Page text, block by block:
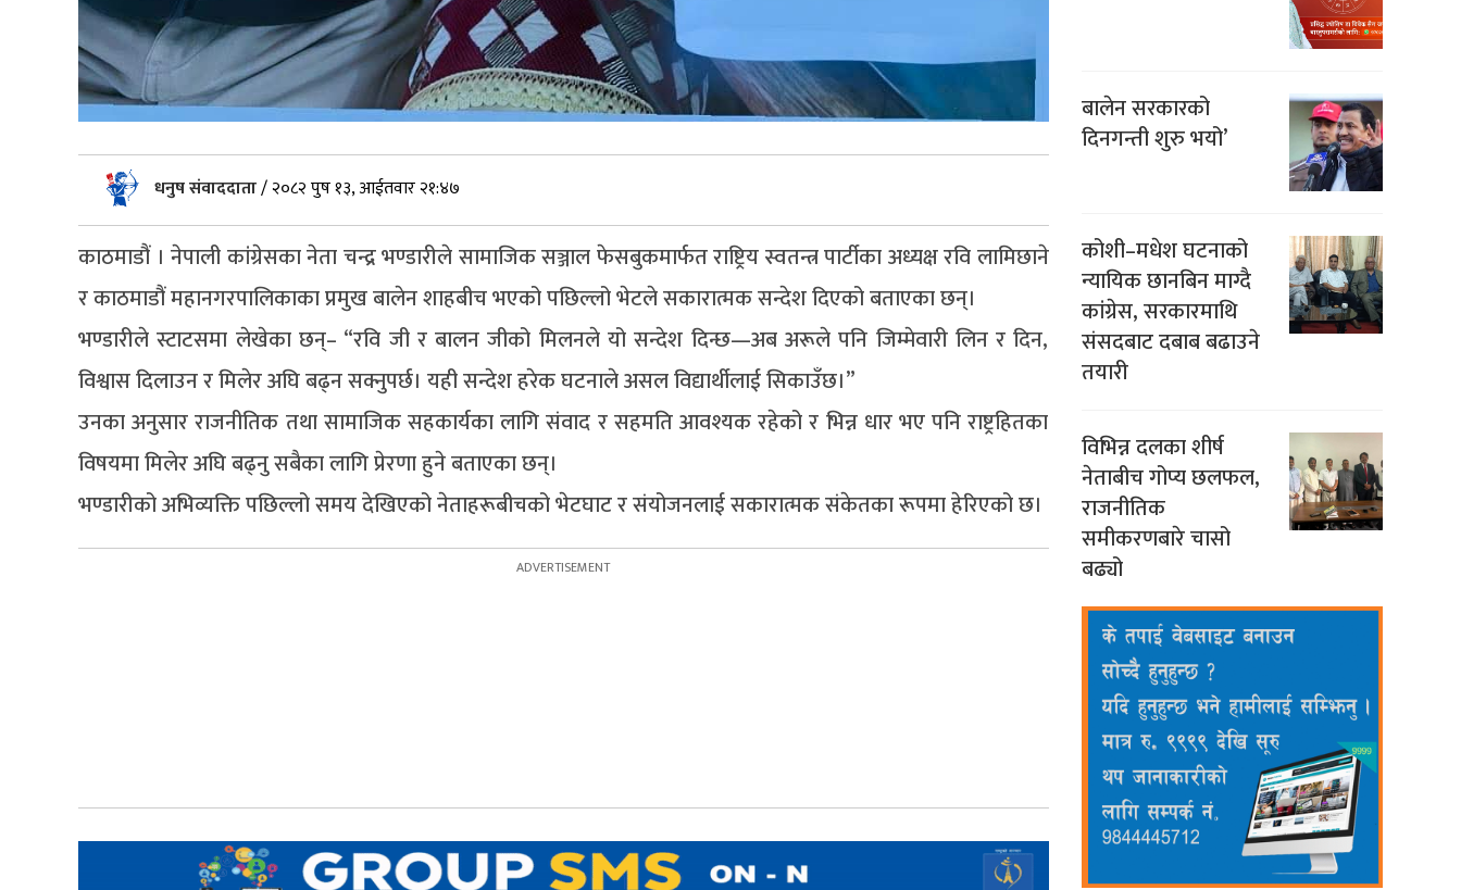
धनुष संवाददाता/२०८२ पुष १३, आईतवार २१:४७
काठमाडौं । नेपाली कांग्रेसका नेता चन्द्र भण्डारीले सामाजिक सञ्जाल फेसबुकमार्फत राष्ट्रिय स्वतन्त्र पार्टीका अध्यक्ष रवि लामिछाने
र काठमाडौं महानगरपालिकाका प्रमुख बालेन शाहबीच भएको पछिल्लो भेटले सकारात्मक सन्देश दिएको बताएका छन्।
भण्डारीले स्टाटसमा लेखेका छन्– “रवि जी र बालन जीको मिलनले यो सन्देश दिन्छ—अब अरूले पनि जिम्मेवारी लिन र दिन,
विश्वास दिलाउन र मिलेर अघि बढ्न सक्नुपर्छ। यही सन्देश हरेक घटनाले असल विद्यार्थीलाई सिकाउँछ।”
उनका अनुसार राजनीतिक तथा सामाजिक सहकार्यका लागि संवाद र सहमति आवश्यक रहेको र भिन्न धार भए पनि राष्ट्रहितका
विषयमा मिलेर अघि बढ्नु सबैका लागि प्रेरणा हुने बताएका छन्।
भण्डारीको अभिव्यक्ति पछिल्लो समय देखिएको नेताहरूबीचको भेटघाट र संयोजनलाई सकारात्मक संकेतका रूपमा हेरिएको छ।
बालेन सरकारको
दिनगन्ती शुरु भयो’
कोशी–मधेश घटनाको
न्यायिक छानबिन माग्दै
कांग्रेस, सरकारमाथि
संसदबाट दबाब बढाउने
तयारी
विभिन्न दलका शीर्ष
नेताबीच गोप्य छलफल,
राजनीतिक
समीकरणबारे चासो
बढ्यो